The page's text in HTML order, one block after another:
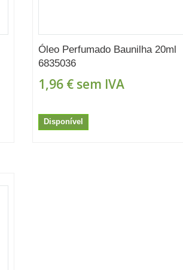
Óleo Perfumado Baunilha 20ml
6835036
1,96 €sem IVA
Disponível